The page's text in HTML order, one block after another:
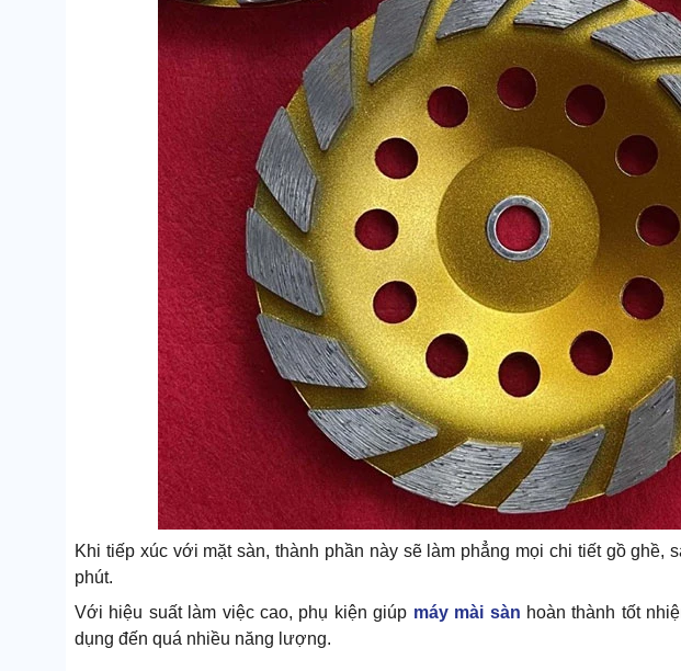
Khi tiếp xúc với mặt sàn, thành phần này sẽ làm phẳng mọi chi tiết gồ ghề,
phút.
Với hiệu suất làm việc cao, phụ kiện giúp máy mài sàn hoàn thành tốt
dụng đến quá nhiều năng lượng.